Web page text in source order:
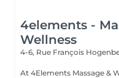
4elements -
Wellness
4-6, Rue François
At 4Elements Massage &